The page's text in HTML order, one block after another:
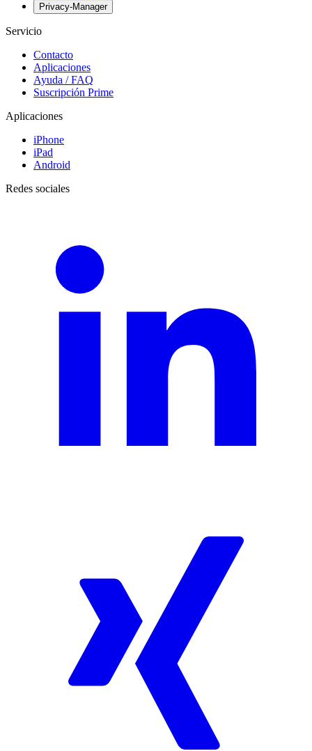
Privacy-Manager
Servicio
Contacto
Aplicaciones
Ayuda / FAQ
Suscripción Prime
Aplicaciones
iPhone
iPad
Android
Redes sociales